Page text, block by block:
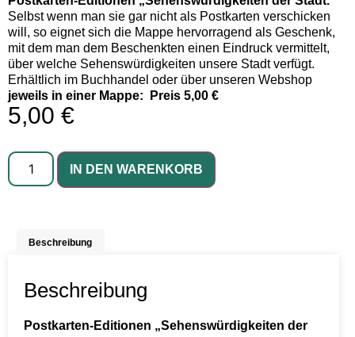
Selbst wenn man sie gar nicht als Postkarten verschicken
will, so eignet sich die Mappe hervorragend als Geschenk,
mit dem man dem Beschenkten einen Eindruck vermittelt,
über welche Sehenswürdigkeiten unsere Stadt verfügt.
Erhältlich im Buchhandel oder über unseren Webshop
jeweils in einer Mappe: Preis 5,00 €
5,00 €
IN DEN WARENKORB
Beschreibung
Beschreibung
Postkarten-Editionen „Sehenswürdigkeiten der